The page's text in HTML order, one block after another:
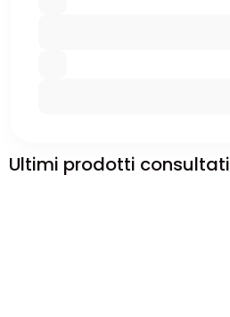
Ultimi prodotti consultati